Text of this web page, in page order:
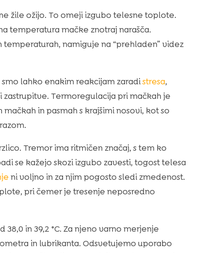
žile ožijo. To omeji izgubo telesne toplote.
temperatura mačke znotraj narašča.
namiguje na “prehladen” videz
lahko enakim reakcijam zaradistresa,
Termoregulacija pri mačkah je
in pasmah s krajšimi nosovi, kot so
Tremor ima ritmičen značaj, s tem ko
se kažejo skozi izgubo zavesti, togost telesa
ni voljno in za njim pogosto sledi zmedenost.
pri čemer je tresenje neposredno
in 39,2 °C. Za njeno varno merjenje
in lubrikanta. Odsvetujemo uporabo